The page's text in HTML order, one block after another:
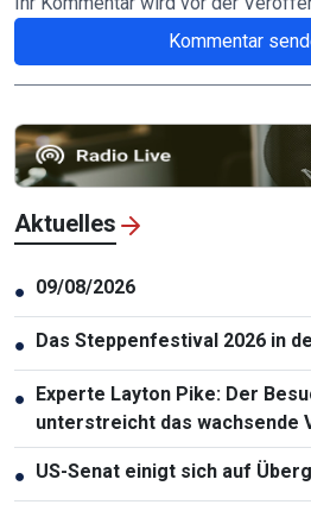
Kommentar
Aktuelles
● 09/08/2026
● Das Steppenfestival 2026 in
● Experte Layton Pike: Der
unterstreicht das wachsende
Vietnam und Australien
● US-Senat einigt sich auf